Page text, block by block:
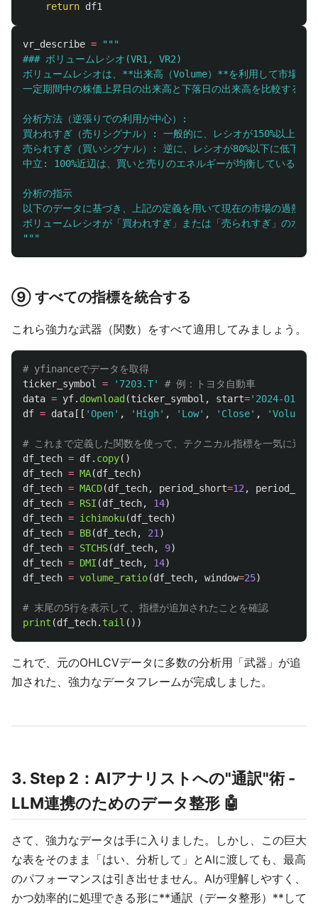
return df1
vr_describe =
"""
### ボリュームレシオ(VR1, VR2)
ボリュームレシオは、**出来高（Volume）**を利用して市場の
一定期間中の株価上昇日の出来高と下落日の出来高を比較する
分析方法（逆張りでの利用が中心）:
買われすぎ（売りシグナル）: 一般的に、レシオが150%以上に
売られすぎ（買いシグナル）: 逆に、レシオが80%以下に低下す
中立: 100%近辺は、買いと売りのエネルギーが均衡している状態
分析の指示
以下のデータに基づき、上記の定義を用いて現在の市場の過熱感
"""
⑨ すべての指標を統合する
これら強力な武器（関数）をすべて適用してみましょう。
ticker_symbol
= ' 7203.T'
data = yf. download (ticker_symbol , start=' 2024-01-01
df = data [[ 'Open' , ' High' , ' Low' , ' Close' , 'Volume
df_tech = df. copy()
df_tech = MA(df_tech)
df_tech = MACD(df_tech, period_short=12 ,
period_long
df_tech = RSI (df_tech, 14)
df_tech = ichimoku(df_tech)
df_tech = BB(df_tech, 21 )
df_tech = STCHS(df_tech, 9)
df_tech = DMI (df_tech, 14)
df_tech = volume_ratio(df_tech, window=25)
print (df_tech. tail ())
これで、元のOHLCVデータに多数の分析用「武器」が追
加された、強力なデータフレームが完成しました。
3. Step 2：AIアナリストへの"通訳"術 -
LLM連携のためのデータ整形 🤖
さて、強力なデータは手に入りました。しかし、この巨大
な表をそのまま「はい、分析して」とAIに渡しても、最高
のパフォーマンスは引き出せません。AIが理解しやすく、
かつ効率的に処理できる形に**通訳（データ整形）**して